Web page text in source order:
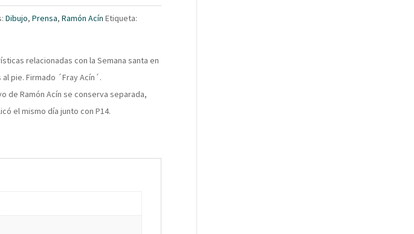
Dibujo,Prensa,Ramón Acín Etiqueta:
relacionadas con la Semana santa en
pie. Firmado ´Fray Acín´.
de Ramón Acín se conserva separada,
el mismo día junto con P14.